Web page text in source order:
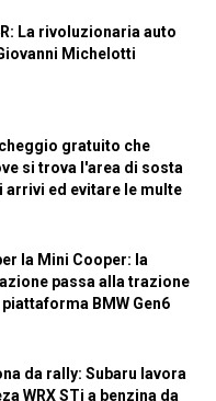
La rivoluzionaria auto
Michelotti
gratuito che
si trova l'area di sosta
arrivi ed evitare le multe
la Mini Cooper: la
passa alla trazione
BMW Gen6
da rally: Subaru lavora
WRX STi a benzina da